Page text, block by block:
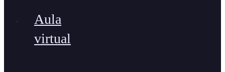
Aula
virtual